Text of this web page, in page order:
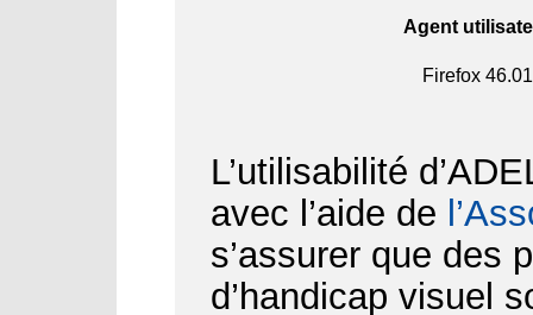
Agent
Firefox46.01
L’utilisabilité
avec l’aide de
s’assurer que des
d’handicap visuel